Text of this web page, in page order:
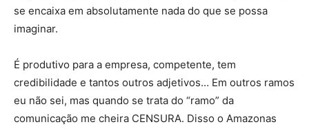
se encaixa em absolutamente nada do que se possa
imaginar.
É produtivo para a empresa, competente, tem
credibilidade e tantos outros adjetivos… Em outros ramos
eu não sei, mas quando se trata do “ramo” da
comunicação me cheira CENSURA. Disso o Amazonas